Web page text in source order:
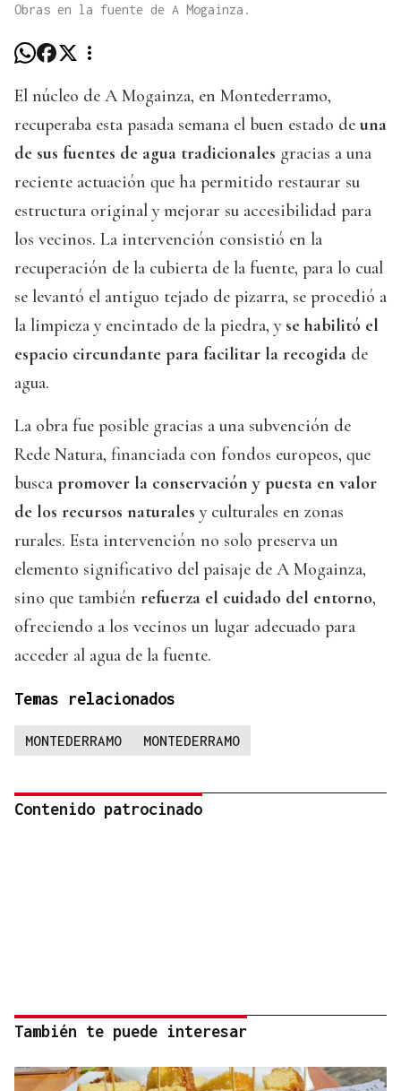
Obras en la fuente de A Mogainza.
El núcleo de A Mogainza, en Montederramo,
recuperaba esta pasada semana el buen estado de una
de sus fuentes de agua tradicionales gracias a una
reciente actuación que ha permitido restaurar su
estructura original y mejorar su accesibilidad para
los vecinos. La intervención consistió en la
recuperación de la cubierta de la fuente, para lo cual
se levantó el antiguo tejado de pizarra, se procedió a
la limpieza y encintado de la piedra, y se habilitó el
espacio circundante para facilitar la recogida de
agua.
La obra fue posible gracias a una subvención de
Rede Natura, financiada con fondos europeos, que
busca promover la conservación y puesta en valor
de los recursos naturales y culturales en zonas
rurales. Esta intervención no solo preserva un
elemento significativo del paisaje de A Mogainza,
sino que también refuerza el cuidado del entorno,
ofreciendo a los vecinos un lugar adecuado para
acceder al agua de la fuente.
Temas relacionados
MONTEDERRAMO MONTEDERRAMO
Contenido patrocinado
También te puede interesar